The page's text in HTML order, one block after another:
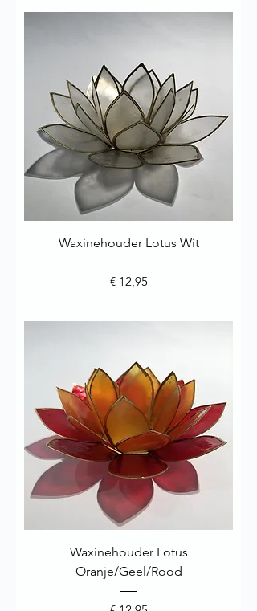
Waxinehouder Lotus Wit
Prijs
€ 12,95
Waxinehouder Lotus
Oranje/Geel/Rood